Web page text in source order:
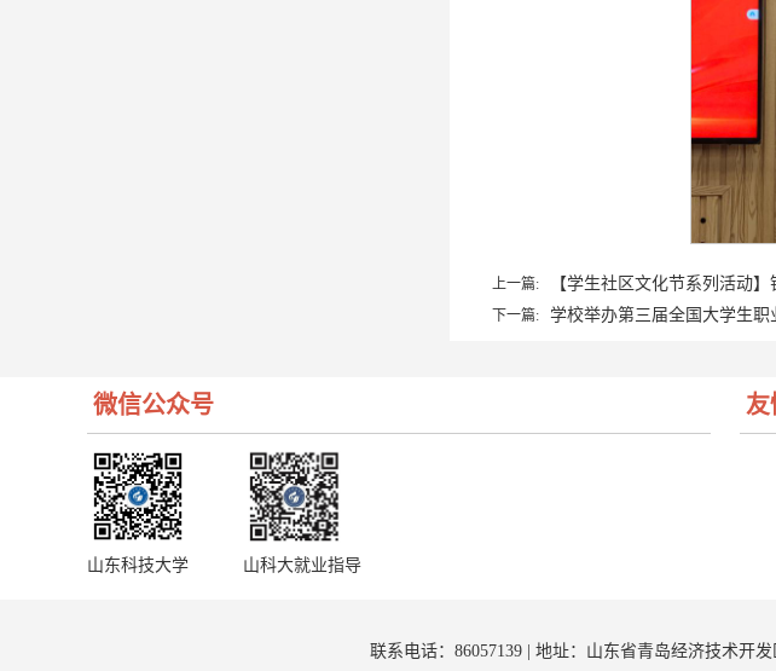
上一篇: 【学生社区文化节系列活动
下一篇: 学校举办第三届全国大学生
微信公众号
山东科技大学 山科大就业指导
友
联系电话：86057139 | 地址：山东省青岛经济技术开发